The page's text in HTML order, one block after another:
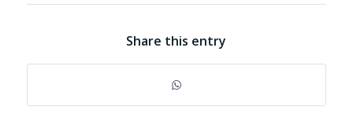
Share this entry